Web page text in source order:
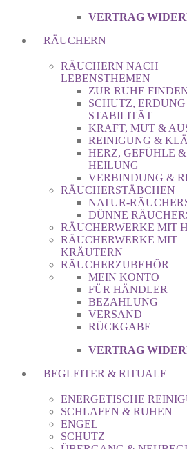
VERTRAG
RÄUCHERN
RÄUCHERN NACH
LEBENSTHEMEN
ZUR RUHE
SCHUTZ,
STABILITÄT
KRAFT, MUT &
REINIGUNG &
HERZ, GEFÜHLE
HEILUNG
VERBINDUNG &
RÄUCHERSTÄBCHEN
NATUR-
DÜNNE
RÄUCHERWERKE MIT
RÄUCHERWERKE MIT
KRÄUTERN
RÄUCHERZUBEHÖR
MEIN KONTO
FÜR HÄNDLER
BEZAHLUNG
VERSAND
RÜCKGABE
VERTRAG
BEGLEITER & RITUALE
ENERGETISCHE
SCHLAFEN & RUHEN
ENGEL
SCHUTZ